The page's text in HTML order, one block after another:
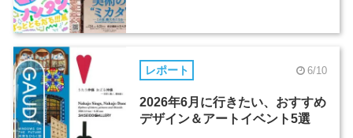
レポート 6/10
2026年6月に行きたい、おすすめ
デザイン＆アートイベント5選